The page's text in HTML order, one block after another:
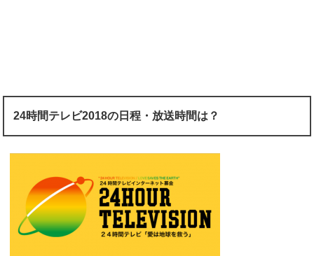
24時間テレビ2018の日程・放送時間は？